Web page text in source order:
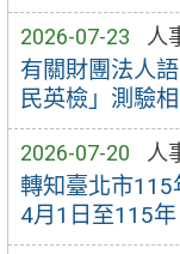
2026-07-23 人
有關財團法人
民英檢」測驗
2026-07-20 人
轉知臺北市
4月1日至115